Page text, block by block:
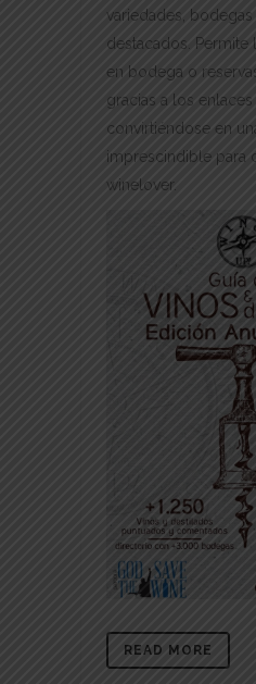
variedades,
destacados.
en bodega o
gracias a los
convirtiéndose en
imprescindible para
winelover.
READ MORE